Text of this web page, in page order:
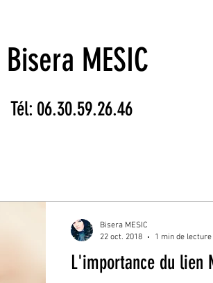
Bisera MESIC
Tél: 06.30.59.26.46
L'importance du lien
Bisera MESIC
22 oct. 2018
1 min de lecture